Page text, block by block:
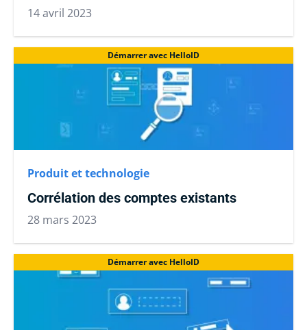
14 avril 2023
Démarrer avec HelloID
Produit et technologie
Corrélation des comptes existants
28 mars 2023
Démarrer avec HelloID